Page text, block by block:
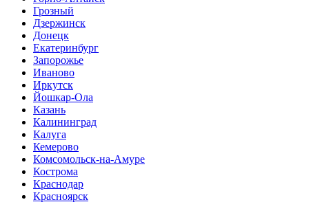
Грозный
Дзержинск
Донецк
Екатеринбург
Запорожье
Иваново
Иркутск
Йошкар-Ола
Казань
Калининград
Калуга
Кемерово
Комсомольск-на-Амуре
Кострома
Краснодар
Красноярск